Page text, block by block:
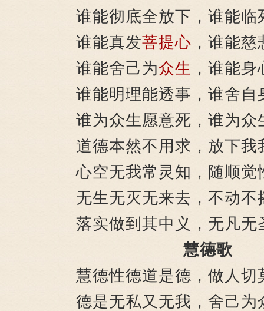
谁能彻底全放下，谁能临
谁能真发菩提心 ，谁能
谁能舍己为众生 ，谁能
谁能明理能透事，谁舍自
谁为众生愿意死，谁为众
道德本然不用求，放下我
心空无我常灵知，随顺觉
无生无灭无来去，不动不
落实做到其中义，无凡无
慧德歌
慧德性德道是德，做人切
德是无私又无我，舍己为